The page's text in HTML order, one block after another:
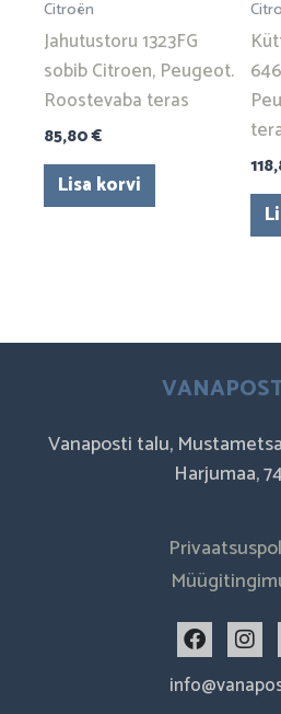
Citroën
Jahutustoru 1323FG
sobib Citroen, Peugeot.
Roostevaba teras
85,80€
Lisa korvi
Vanaposti talu,
Harjumaa,
F
a
c
e
I
n
s
t